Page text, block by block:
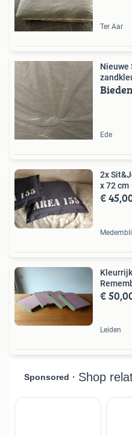
Ter Aar
Nieuwe
Bieden
Ede
2x
x 72 cm
€
€
Leiden